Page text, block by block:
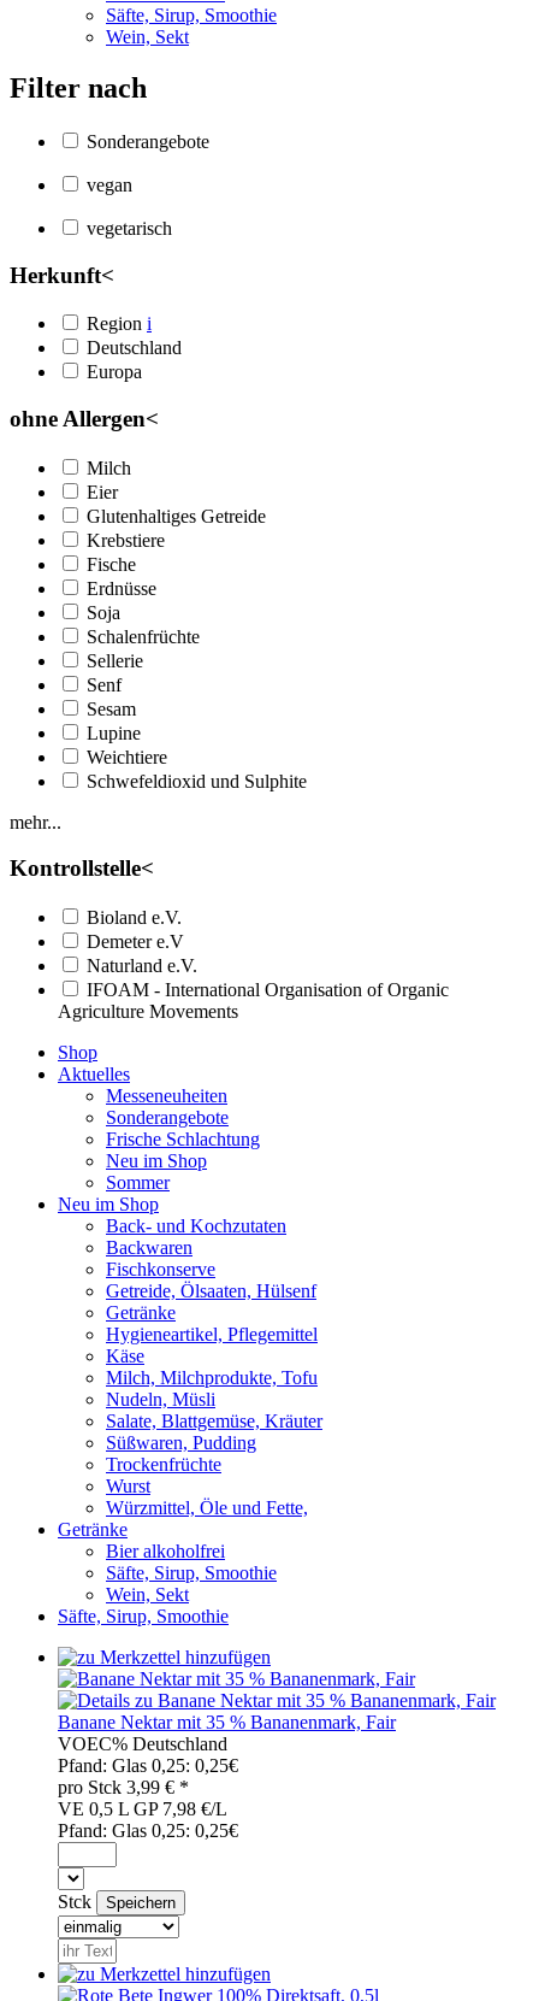
Säfte, Sirup, Smoothie
Wein, Sekt
Filter nach
Sonderangebote
vegan
vegetarisch
Herkunft<
Region i
Deutschland
Europa
ohne Allergen<
Milch
Eier
Glutenhaltiges Getreide
Krebstiere
Fische
Erdnüsse
Soja
Schalenfrüchte
Sellerie
Senf
Sesam
Lupine
Weichtiere
Schwefeldioxid und Sulphite
mehr...
Kontrollstelle<
Bioland e.V.
Demeter e.V
Naturland e.V.
IFOAM - International Organisation of Organic
Agriculture Movements
Shop
Aktuelles
Messeneuheiten
Sonderangebote
Frische Schlachtung
Neu im Shop
Sommer
Neu im Shop
Back- und Kochzutaten
Backwaren
Fischkonserve
Getreide, Ölsaaten, Hülsenf
Getränke
Hygieneartikel, Pflegemittel
Käse
Milch, Milchprodukte, Tofu
Nudeln, Müsli
Salate, Blattgemüse, Kräuter
Süßwaren, Pudding
Trockenfrüchte
Wurst
Würzmittel, Öle und Fette,
Getränke
Bier alkoholfrei
Säfte, Sirup, Smoothie
Wein, Sekt
Säfte, Sirup, Smoothie
Banane Nektar mit 35 % Bananenmark, Fair
VOEC% Deutschland
Pfand: Glas 0,25: 0,25€
pro Stck 3,99 € *
VE 0,5 L GP 7,98 €/L
Pfand: Glas 0,25: 0,25€
Stck